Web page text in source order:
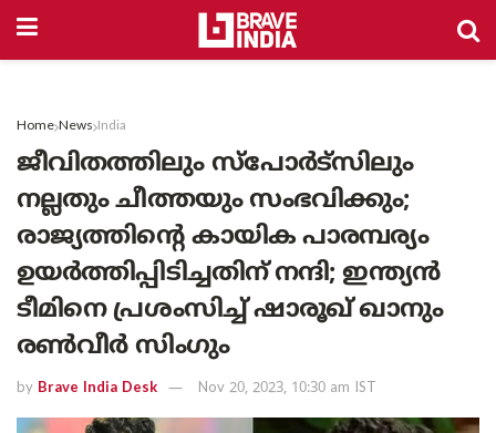
Home News India
ജീവിതത്തിലും സ്‌പോർട്‌സിലും
നല്ലതും ചീത്തയും സംഭവിക്കും;
രാജ്യത്തിന്റെ കായിക പാരമ്പര്യം
ഉയർത്തിപ്പിടിച്ചതിന് നന്ദി; ഇന്ത്യൻ
ടീമിനെ പ്രശംസിച്ച് ഷാരൂഖ് ഖാനും
രൺവീർ സിംഗും
by Brave India Desk Nov 20, 2023, 10:30 am IST